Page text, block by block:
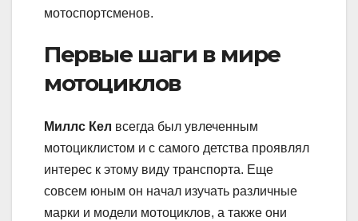
мотоспортсменов.
Первые шаги в мире
мотоциклов
Миллс Кел всегда был увлеченным
мотоциклистом и с самого детства проявлял
интерес к этому виду транспорта. Еще
совсем юным он начал изучать различные
марки и модели мотоциклов, а также они